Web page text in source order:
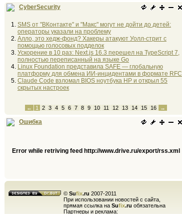
CyberSecurity
SMS от "ВКонтакте" и "Макс" могут не дойти до детей:
операторы указали на проблему
Алло, это хедж-фонд? Хакеры атакуют Уолл-стрит с
помощью голосовых подделок
Ускорение в 10 раз: Next.js 16.3 перешел на TypeScript 7,
полностью переписанный на языке Go
Linux Foundation представила SAFE — глобальную
платформу для обмена ИИ-инцидентами в формате RFC
Claude Code взломал BIOS ноутбука HP и открыл 55
скрытых настроек
← 1 2 3 4 5 6 7 8 9 10 11 12 13 14 15 16 →
Ошибка
Error while retriving feed http://www.drive.ru/export/rss.xml
© Sufix.ru 2007-2011
При использовании новостей с сайта,
прямая ссылка на Sufix.ru обязательна
Партнеры и реклама: